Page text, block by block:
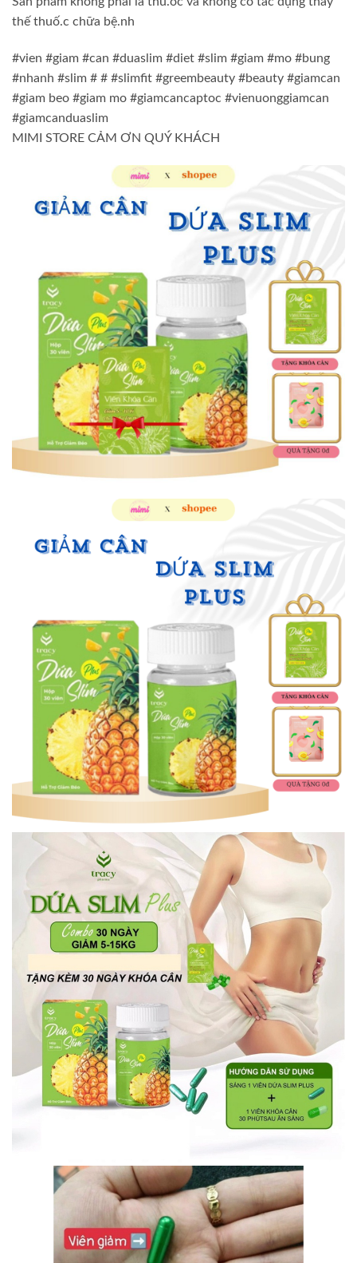
thế thuố.c chữa bệ.nh
#vien #giam #can #duaslim #diet #slim #giam #mo #bung
#nhanh #slim # # #slimfit #greembeauty #beauty #giamcan
#giam beo #giam mo #giamcancaptoc #vienuonggiamcan
#giamcanduaslim
MIMI STORE CẢM ƠN QUÝ KHÁCH